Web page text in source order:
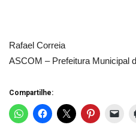
Rafael Correia
ASCOM – Prefeitura Municipal
Compartilhe: